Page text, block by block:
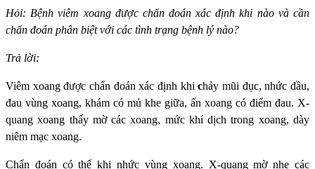
Hỏi: Bệnh viêm xoang được chẩn đoán xác định khi nào và cần
chẩn đoán phân biệt với các tình trạng bệnh lý nào?
Trả lời:
Viêm xoang được chẩn đoán xác định khi chảy mũi đục, nhức đầu,
đau vùng xoang, khám có mủ khe giữa, ấn xoang có điểm đau. X-
quang xoang thấy mờ các xoang, mức khí dịch trong xoang, dày
niêm mạc xoang.
Chẩn đoán có thể khi nhức vùng xoang. X-quang mờ nhẹ các